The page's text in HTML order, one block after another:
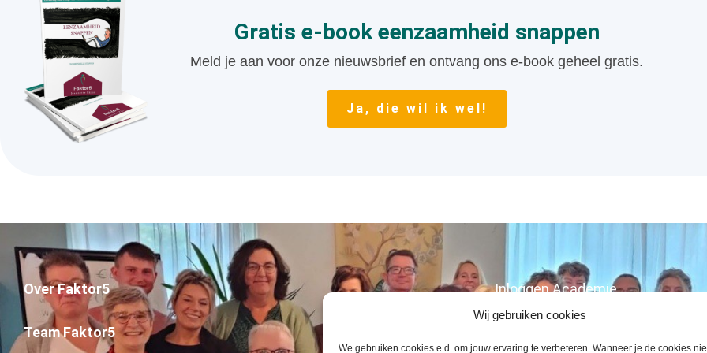
Wij gebruiken cookies
We gebruiken cookies e.d. om jouw ervaring te verbeteren. Wanneer je de cookies
Gratis e-book eenzaamheid snappen
Meld je aan voor onze nieuwsbrief en ontvang ons e-book geheel gratis.
Ja, die wil ik wel!
Over Faktor5
Team Faktor5
Inloggen Academie